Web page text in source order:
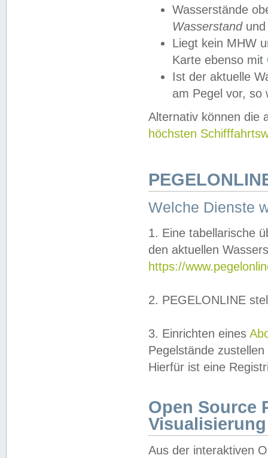
Wasserstände
Wasserstandund
Liegt kein MHW
Karte ebenso mit
Ist der aktuelle
am Pegel vor,
Alternativ können die
höchsten
Welche Dienste
1. Eine tabellarische
den aktuellen
https://
2. PEGELONLINE
3. Einrichten eines
Pegelstände
Hierfür ist eine
Open Source
Visualisierung
Aus der interaktiven